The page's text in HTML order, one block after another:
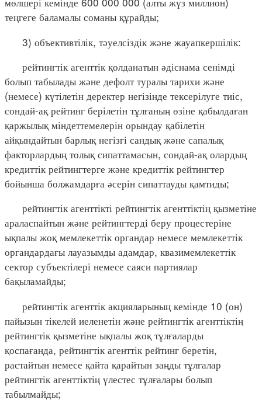
теңгеге баламалы соманы құрайды;
3) объективтілік, тәуелсіздік және жауапкершілік:
рейтингтік агенттік қолданатын әдіснама сенімді
болып табылады және дефолт туралы тарихи және
(немесе) күтілетін деректер негізінде тексерілуге тиіс,
сондай-ақ рейтинг берілетін тұлғаның өзіне қабылдаған
қаржылық міндеттемелерін орындау қабілетін
айқындайтын барлық негізгі сандық және сапалық
факторлардың толық сипаттамасын, сондай-ақ олардың
кредиттік рейтингтерге және кредиттік рейтингтер
бойынша болжамдарға әсерін сипаттауды қамтиды;
рейтингтік агенттікті рейтингтік агенттіктің қызметіне
араласпайтын және рейтингтерді беру процестеріне
ықпалы жоқ мемлекеттік органдар немесе мемлекеттік
органдардағы лауазымды адамдар, квазимемлекеттік
сектор субъектілері немесе саяси партиялар
бақыламайды;
рейтингтік агенттік акцияларының кемінде 10 (он)
пайызын тікелей иеленетін және рейтингтік агенттіктің
рейтингтік қызметіне ықпалы жоқ тұлғаларды
қоспағанда, рейтингтік агенттік рейтинг беретін,
растайтын немесе қайта қарайтын заңды тұлғалар
рейтингтік агенттіктің үлестес тұлғалары болып
табылмайды;